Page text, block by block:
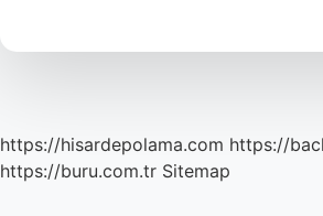
Ne
https://hisardepolama.com https://
https://buru.com.tr Sitemap